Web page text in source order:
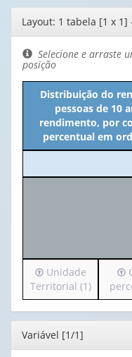
Editor
de
layout
Layout: 1 tabela [1 x 1]
Selecione e arraste
posição
Distribuição do
pessoas de 10
rendimento, por
percentual em
Irá
para
o
cabeçalho
(possui
apenas
Unidade
Territorial (1)
Irá
o
Editor
Variável [1/1]